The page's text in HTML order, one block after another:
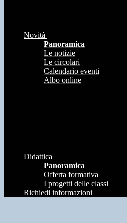
Novità
Panoramica
Le notizie
Le circolari
Calendario eventi
Albo online
Didattica
Panoramica
Offerta formativa
I progetti delle classi
Richiedi informazioni